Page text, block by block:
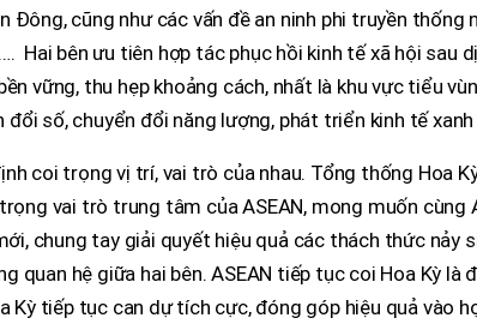
Đông, cũng như các vấn đề an ninh phi truyền thống
Hai bên ưu tiên hợp tác phục hồi kinh tế xã hội sau
vững, thu hẹp khoảng cách, nhất là khu vực tiểu
đổi số, chuyển đổi năng lượng, phát triển kinh tế
coi trọng vị trí, vai trò của nhau. Tổng thống Hoa
vai trò trung tâm của ASEAN, mong muốn cùng
chung tay giải quyết hiệu quả các thách thức nảy
quan hệ giữa hai bên. ASEAN tiếp tục coi Hoa Kỳ là
Kỳ tiếp tục can dự tích cực, đóng góp hiệu quả vào